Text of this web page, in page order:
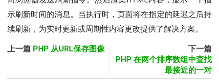
示刷新时间的消息。当执行时，页面将在指定的延迟之后持
续刷新，为实时更新或周期性内容更改提供了解决方案。
上一篇 PHP 从URL保存图像
下一篇
PHP 在两个排序数组中查找
最接近的一对